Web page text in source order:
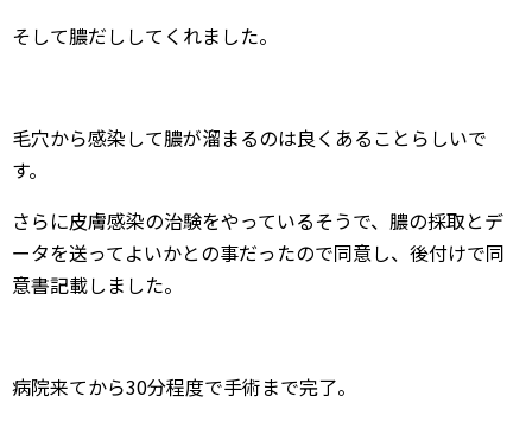
そして膿だししてくれました。
毛穴から感染して膿が溜まるのは良くあることらしいで
す。
さらに皮膚感染の治験をやっているそうで、膿の採取とデ
ータを送ってよいかとの事だったので同意し、後付けで同
意書記載しました。
病院来てから30分程度で手術まで完了。